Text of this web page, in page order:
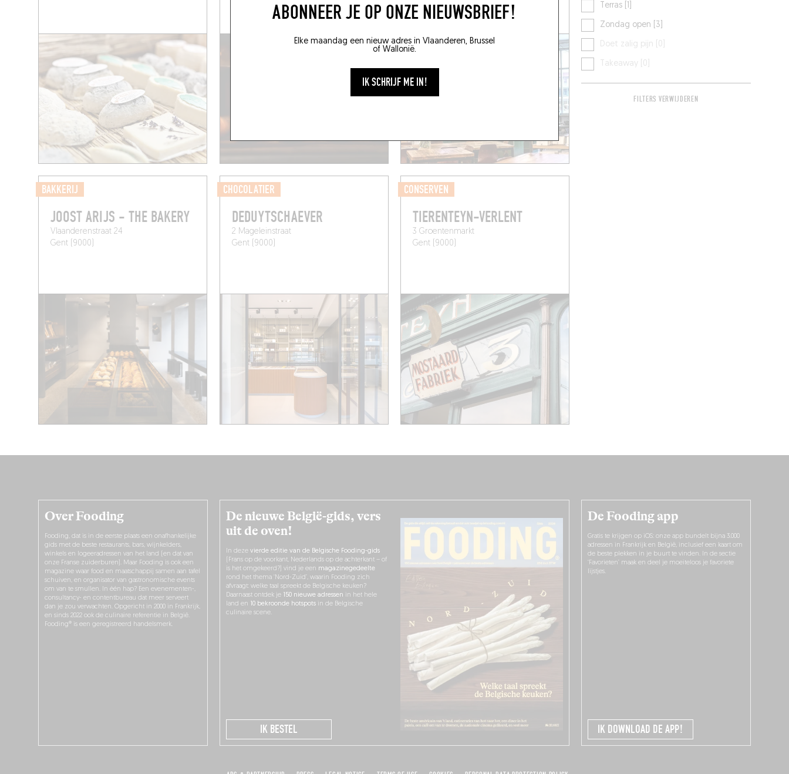
ABONNEER JE OP ONZE NIEUWSBRIEF!
Elke maandag een nieuw adres in Vlaanderen, Brussel
of Wallonië.
IK SCHRIJF ME IN!
BAKKERIJ
JOOST ARIJS - THE BAKERY
Vlaanderenstraat 24
Gent (9000)
CHOCOLATIER
DEDUYTSCHAEVER
2 Mageleinstraat
Gent (9000)
CONSERVEN
TIERENTEYN-VERLENT
3 Groentenmarkt
Gent (9000)
Terras [1]
Zondag open [3]
Doet zalig pijn [0]
Takeaway [0]
FILTERS VERWIJDEREN
De nieuwe België-gids, vers
uit de oven!
In deze vierde editie van de Belgische Fooding-gids
(Frans op de voorkant, Nederlands op de achterkant – of
is het omgekeerd?) vind je een magazinegedeelte
rond het thema ‘Nord-Zuid’, waarin Fooding zich
afvraagt: welke taal spreekt de Belgische keuken?
Daarnaast ontdek je
150 nieuwe adressen in het hele
land en
10 bekroonde hotspotsin de Belgische
culinaire scene.
IK BESTEL
Over Fooding
Fooding, dat is in de eerste plaats een onafhankelijke
gids met de beste restaurants, bars, wijnkelders,
winkels en logeeradressen van het land (en dat van
onze Franse zuiderburen). Maar Fooding is ook een
magazine waar food en maatschappij samen aan tafel
schuiven, en organisator van gastronomische events
om van te smullen. In één hap? Een evenementen-,
consultancy- en contentbureau dat meer serveert
dan je zou verwachten. Opgericht in 2000 in Frankrijk,
en sinds 2022 ook de culinaire referentie in België.
Fooding® is een geregistreerd handelsmerk.
De Fooding app
Gratis te krijgen op iOS: onze app bundelt bijna 3.000
adressen in Frankrijk en België, inclusief een kaart om
de beste plekken in je buurt te vinden. In de sectie
‘Favorieten’ maak en deel je moeiteloos je favoriete
lijstjes.
IK DOWNLOAD DE APP!